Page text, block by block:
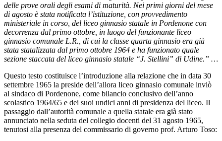
delle prove orali degli esami di maturità. Nei primi giorni del mese
di agosto è stata notificata l’istituzione, con provvedimento
ministeriale in corso, del liceo ginnasio statale in Pordenone con
decorrenza dal primo ottobre, in luogo del funzionante liceo
ginnasio comunale L.R., di cui la classe quarta ginnasio era già
stata statalizzata dal primo ottobre 1964 e ha funzionato quale
sezione staccata del liceo ginnasio statale “J. Stellini” di Udine.” …
Questo testo costituisce l’introduzione alla relazione che in data 30
settembre 1965 la preside dell’allora liceo ginnasio comunale inviò
al sindaco di Pordenone, come bilancio conclusivo dell’anno
scolastico 1964/65 e dei suoi undici anni di presidenza del liceo. Il
passaggio dall’autorità comunale a quella statale era già stato
annunciato nella seduta del collegio docenti del 31 agosto 1965,
tenutosi alla presenza del commissario di governo prof. Arturo Toso: